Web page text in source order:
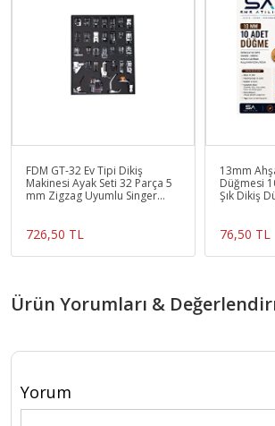
FDM GT-32 Ev Tipi Dikiş
Makinesi Ayak Seti 32 Parça 5
mm Zigzag Uyumlu Singer
726,50 TL
13mm
Düğmesi
Şık Dikiş
76,50 TL
Ürün Yorumları &
Yorum